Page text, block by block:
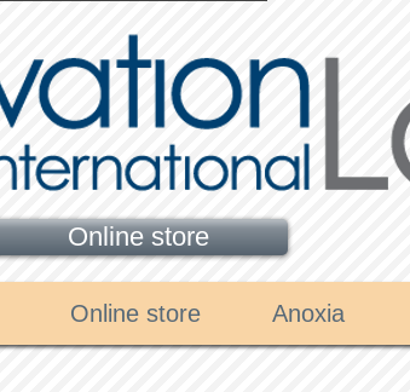
Online store
Online store Anoxia